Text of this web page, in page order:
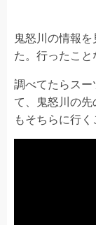
鬼怒川の情報
た。行ったこと
調べてたらス
て、鬼怒川の
もそちらに行